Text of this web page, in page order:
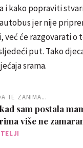
i kako popraviti
jer nije
već će razgovarati o
put. Tako
srama.
TE ZANIMA...
sam postala
više ne